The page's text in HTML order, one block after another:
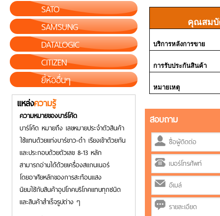
SATO
SAMSUNG
DATALOGIC
CITIZEN
ยี่ห้ออื่นๆ
แหล่งความรู้
ความหมายของบาร์โค้ด
บาร์โค้ด หมายถึง เลขหมายประจำตัวสินค้า
ใช้แทนด้วยแท่งบาร์ขาว-ดำ เรียงเข้าด้วยกัน
และประกอบด้วยตัวเลข 8-13 หลัก
สามารถอ่านได้ด้วยเครื่องสแกนเนอร์
โดยอาศัยหลักของการสะท้อนแสง
นิยมใชักับสินค้าอุปโภคบริโภคแทบทุกชนิด
และสินค้าสำเร็จรูปต่าง ๆ
คุณสมบั
บริการหลังการขาย
การรับประกันสินค้า
หมายเหตุ
สอบถาม